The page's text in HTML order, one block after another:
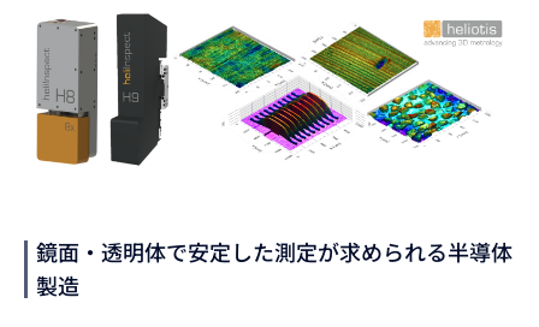
鏡面・透明体で安定した測定が求められる半導体
製造